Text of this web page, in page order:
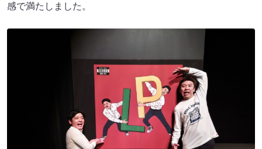
感で満たしました。